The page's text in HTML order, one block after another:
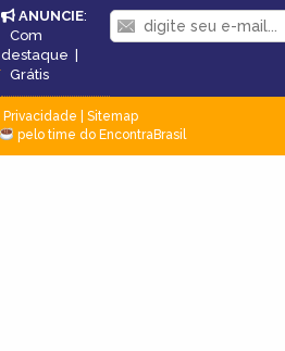
ANUNCIE:
Com
destaque |
Grátis
Privacidade
Sitemap
pelo time do EncontraBrasil